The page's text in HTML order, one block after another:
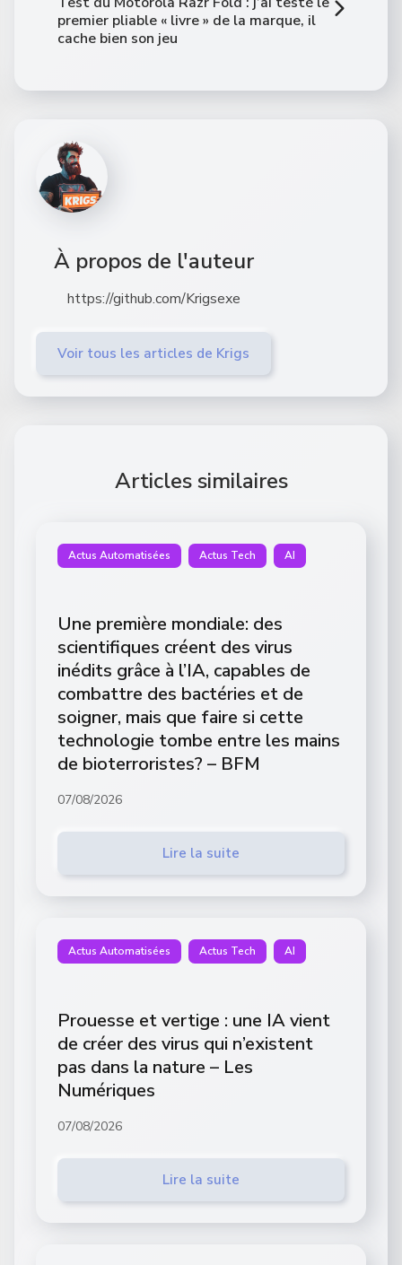
premier pliable « livre » de la marque, il
cache bien son jeu
À propos de l'auteur
https://github.com/Krigsexe
Voir tous les articles de Krigs
Articles similaires
Actus Automatisées Actus Tech AI
Une première mondiale: des
scientifiques créent des virus
inédits grâce à l’IA, capables de
combattre des bactéries et de
soigner, mais que faire si cette
technologie tombe entre les mains
de bioterroristes? – BFM
07/08/2026
Lire la suite
Actus Automatisées Actus Tech AI
Prouesse et vertige : une IA vient
de créer des virus qui n’existent
pas dans la nature – Les
Numériques
07/08/2026
Lire la suite